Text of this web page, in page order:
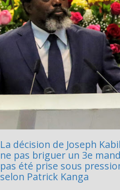
La décision de Joseph
ne pas briguer un 3e
pas été prise sous
selon Patrick Kanga